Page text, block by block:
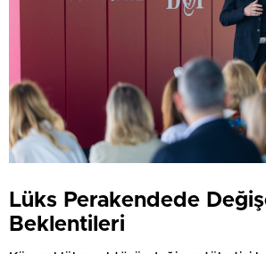
Lüks Perakendede
Beklentileri